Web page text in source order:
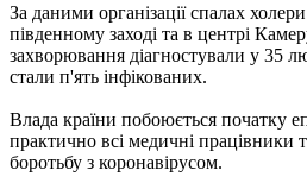
За даними організації спалах
південному заході та в центрі
захворювання діагностували у 35
стали п'ять інфікованих.
Влада країни побоюється початку
практично всі медичні працівники
боротьбу з коронавірусом.